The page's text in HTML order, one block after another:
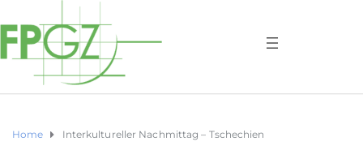
Home Interkultureller Nachmittag – Tschechien